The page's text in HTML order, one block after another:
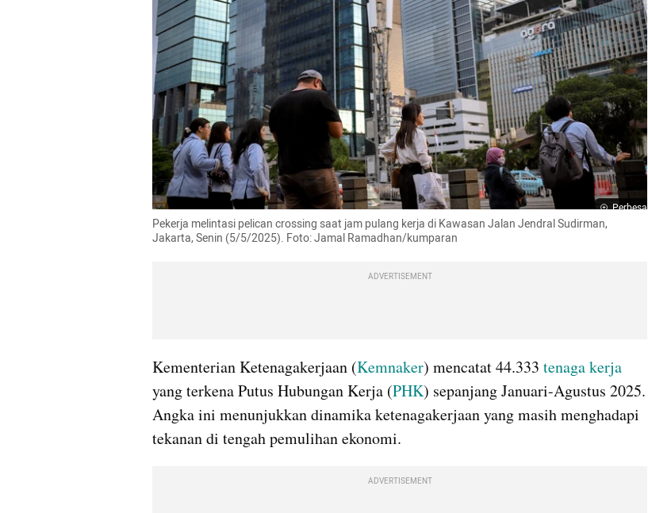
Perbesar
Pekerja melintasi pelican crossing saat jam pulang kerja di Kawasan Jalan Jendral Sudirman,
Jakarta, Senin (5/5/2025). Foto: Jamal Ramadhan/kumparan
ADVERTISEMENT
Kementerian Ketenagakerjaan (Kemnaker) mencatat 44.333
yang terkena Putus Hubungan Kerja (PHK) sepanjang Januari-Agustus 2025.
Angka ini menunjukkan dinamika ketenagakerjaan yang masih menghadapi
tekanan di tengah pemulihan ekonomi.
ADVERTISEMENT